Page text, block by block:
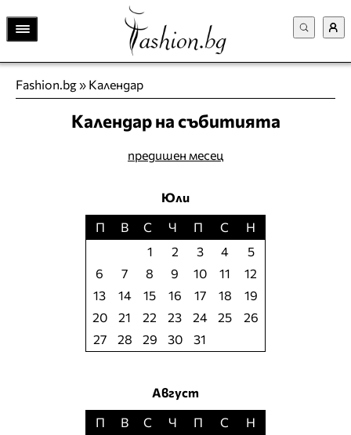
Fashion.bg» Календар
Календар на събитията
предишен месец
Юли
П
В С Ч П С
Н
1
2 3 4
5
6
7 8 9 10 11
12
13
14 15 16 17 18
19
20
21 22 23 24 25
26
27
28 29 30 31
Август
П
В С Ч П С
Н